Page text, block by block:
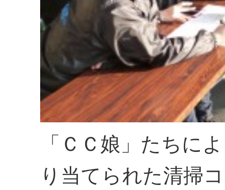
「ＣＣ娘」たちに
り当てられた清掃